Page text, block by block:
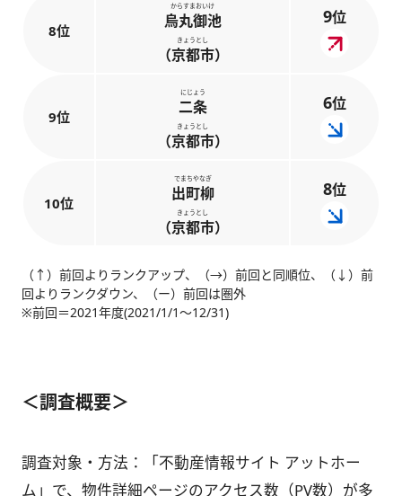
8位
からすまおいけ
烏丸御池
きょうとし
（京都市）
9位
9位
にじょう
二条
きょうとし
（京都市）
6位
10位
でまちやなぎ
出町柳
きょうとし
（京都市）
8位
（↑）前回よりランクアップ、（→）前回と同順位、（↓）前
回よりランクダウン、（ー）前回は圏外
※前回＝2021年度(2021/1/1～12/31)
＜調査概要＞
調査対象・方法：「不動産情報サイト アットホー
ム」で、物件詳細ページのアクセス数（PV数）が多